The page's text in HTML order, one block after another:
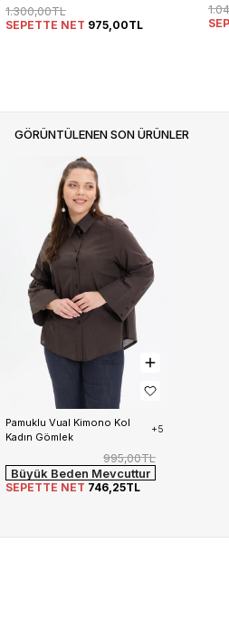
GÖRÜNTÜLENEN SON ÜRÜNLER
Pamuklu Vual Kimono Kol
Kadın Gömlek
+5
995,00TL
Büyük Beden Mevcuttur
SEPETTE NET 746,25TL
1.300,00TL
SEPETTE NET 975,00TL